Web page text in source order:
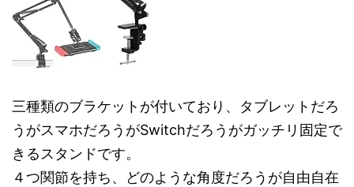
三種類のブラケットが付いており、タブレットだろ
うがスマホだろうがSwitchだろうがガッチリ固定で
きるスタンドです。
４つ関節を持ち、どのような角度だろうが自由自在